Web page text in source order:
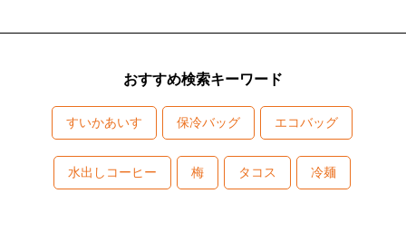
おすすめ検索キーワード
すいかあいす 保冷バッグ エコバッグ
水出しコーヒー 梅 タコス 冷麺